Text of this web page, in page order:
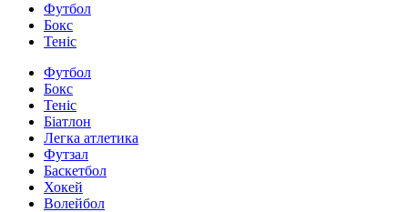
Футбол
Бокс
Теніс
Футбол
Бокс
Теніс
Біатлон
Легка атлетика
Футзал
Баскетбол
Хокей
Волейбол